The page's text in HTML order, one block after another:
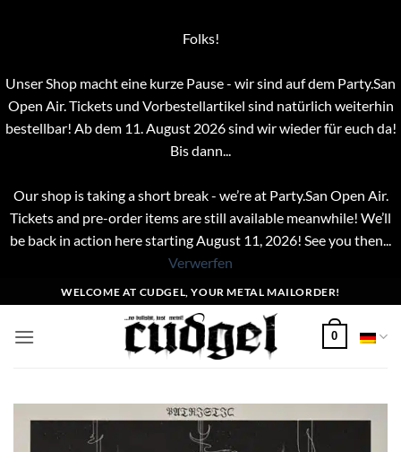
Folks!
Unser Shop macht eine kurze Pause - wir sind auf dem Party.San
Open Air. Tickets und Vorbestellartikel sind natürlich weiterhin
bestellbar! Ab dem 11. August 2026 sind wir wieder für euch da!
Bis dann...
Our shop is taking a short break - we’re at Party.San Open Air.
Tickets and pre-order items are still available meanwhile! We’ll
be back in action here starting August 11, 2026! See you then...
Verwerfen
Inhalt
springen
WELCOME AT CUDGEL, YOUR METAL MAILORDER!
0